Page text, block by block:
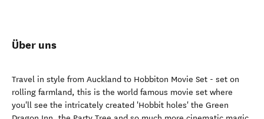
Über uns
Travel in style from Auckland to Hobbiton Movie Set - set on
rolling farmland, this is the world famous movie set where
you'll see the intricately created 'Hobbit holes' the Green